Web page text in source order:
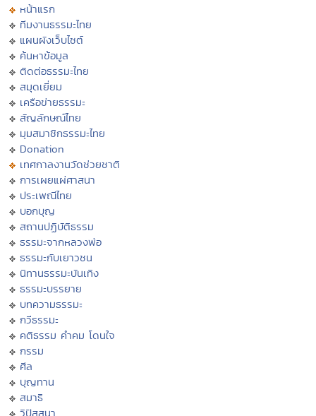
หน้าแรก
ทีมงานธรรมะไทย
แผนผังเว็บไซต์
ค้นหาข้อมูล
ติดต่อธรรมะไทย
สมุดเยี่ยม
เครือข่ายธรรมะ
สัญลักษณ์ไทย
มุมสมาชิกธรรมะไทย
Donation
เทศกาลงานวัดช่วยชาติ
การเผยแผ่ศาสนา
ประเพณีไทย
บอกบุญ
สถานปฏิบัติธรรม
ธรรมะจากหลวงพ่อ
ธรรมะกับเยาวชน
นิทานธรรมะบันเทิง
ธรรมะบรรยาย
บทความธรรมะ
กวีธรรมะ
คติธรรม คำคม โดนใจ
กรรม
ศีล
บุญทาน
สมาธิ
วิปัสสนา